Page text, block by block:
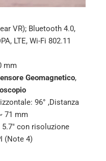
VR); Bluetooth 4.0,
LTE, Wi-Fi 802.11
mm
Geomagnetico,
96° ,Distanza
71 mm
5.7″ con risoluzione
(Note 4)